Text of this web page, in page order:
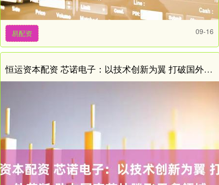
易配资 09-16
恒运资本配资 芯诺电子：以技术创新为翼 打破国外垄断 助力国产芯片腾飞于多领域